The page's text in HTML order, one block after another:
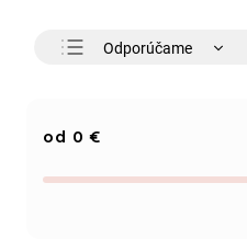
Odporúčame
Abecedne
0 €